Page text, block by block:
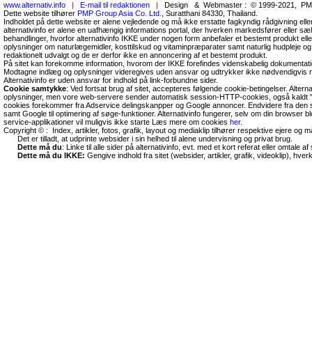
www.alternativ.info | E-mail til redaktionen | Design & Webmaster : © 1999-2021,
Dette website tilhører PMP Group Asia Co. Ltd.
, Suratthani 84330, Thailand.
Indholdet på dette website er alene vejledende og må ikke erstatte fagkyndig rådgivning
alternativinfo er alene en uafhængig informations portal, der hverken markedsfører eller
behandlinger, hvorfor alternativinfo IKKE under nogen form anbefaler et bestemt produkt
oplysninger om naturlægemidler, kosttilskud og vitaminpræparater samt naturlig hudpleje
redaktionelt udvalgt og de er derfor ikke en annoncering af et bestemt produkt.
På sitet kan forekomme information, hvorom der IKKE forefindes videnskabelig
Modtagne indlæg og oplysninger videregives uden ansvar og udtrykker ikke nødvendigvis
Alternativinfo er uden ansvar for indhold på link-forbundne sider.
Cookie samtykke: Ved fortsat brug af sitet, accepteres følgende cookie-betingelser.
oplysninger, men vore web-servere sender automatisk session-HTTP-cookies, også kaldt
cookies forekommer fra Adservice delingskanpper og Google annoncer. Endvidere fra den
samt Google til optimering af søge-funktioner. Alternativinfo fungerer, selv om din browser
service-applikationer vil muligvis ikke starte Læs mere om cookies her.
Copyright © : Index, artikler, fotos, grafik, layout og mediaklip tilhører respektive ejere og
Det er tilladt, at udprinte websider i sin helhed til alene undervisning og privat brug.
Dette må du: Linke til alle sider på alternativinfo, evt. med et kort referat eller omtale af
Dette må du IKKE: Gengive indhold fra sitet (websider, artikler, grafik, videoklip),